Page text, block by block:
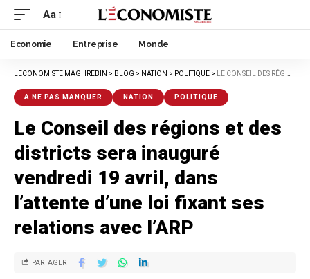
Aa
Economie Entreprise Monde
LECONOMISTE MAGHREBIN > BLOG > NATION > POLITIQUE > LE CONSEIL DES RÉGIONS ET DES DISTRICTS SERA INAUGURÉ VENDREDI 19 AVRIL, DANS L’ATTENTE D’UNE LOI FIXANT SES RELATIONS AVEC L’ARP
A NE PAS MANQUER NATION POLITIQUE
Le Conseil des régions et des
districts sera inauguré
vendredi 19 avril, dans
l’attente d’une loi fixant ses
relations avec l’ARP
PARTAGER